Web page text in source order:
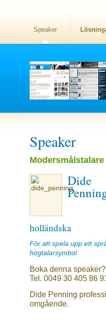
Speaker
Speaker
Modersmålstalare
Dide
holländska
För att spela upp ett
högtalarsymbol
Boka denna
Tel. 0049 30 405 86
Dide Penning
omgående.